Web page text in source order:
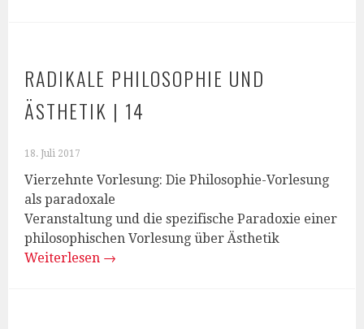
RADIKALE PHILOSOPHIE UND
ÄSTHETIK | 14
18. Juli 2017
Vierzehnte Vorlesung: Die Philosophie-Vorlesung
als paradoxale
Veranstaltung und die spezifische Paradoxie einer
philosophischen Vorlesung über Ästhetik
Weiterlesen →